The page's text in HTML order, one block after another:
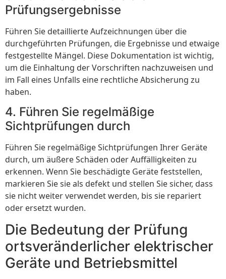
Prüfungsergebnisse
Führen Sie detaillierte Aufzeichnungen über die
durchgeführten Prüfungen, die Ergebnisse und etwaige
festgestellte Mängel. Diese Dokumentation ist wichtig,
um die Einhaltung der Vorschriften nachzuweisen und
im Fall eines Unfalls eine rechtliche Absicherung zu
haben.
4. Führen Sie regelmäßige
Sichtprüfungen durch
Führen Sie regelmäßige Sichtprüfungen Ihrer Geräte
durch, um äußere Schäden oder Auffälligkeiten zu
erkennen. Wenn Sie beschädigte Geräte feststellen,
markieren Sie sie als defekt und stellen Sie sicher, dass
sie nicht weiter verwendet werden, bis sie repariert
oder ersetzt wurden.
Die Bedeutung der Prüfung
ortsveränderlicher elektrischer
Geräte und Betriebsmittel